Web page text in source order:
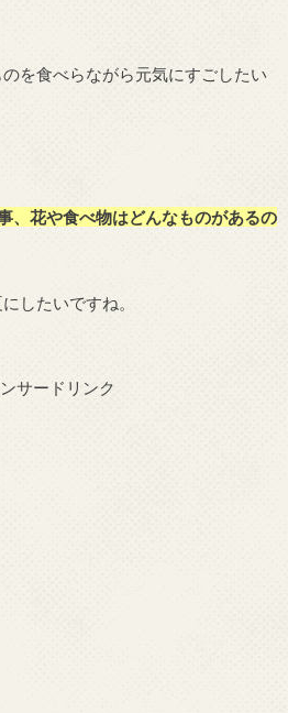
を食べらながら元気にすごしたい
、花や食べ物はどんなものがあるの
したいですね。
サードリンク